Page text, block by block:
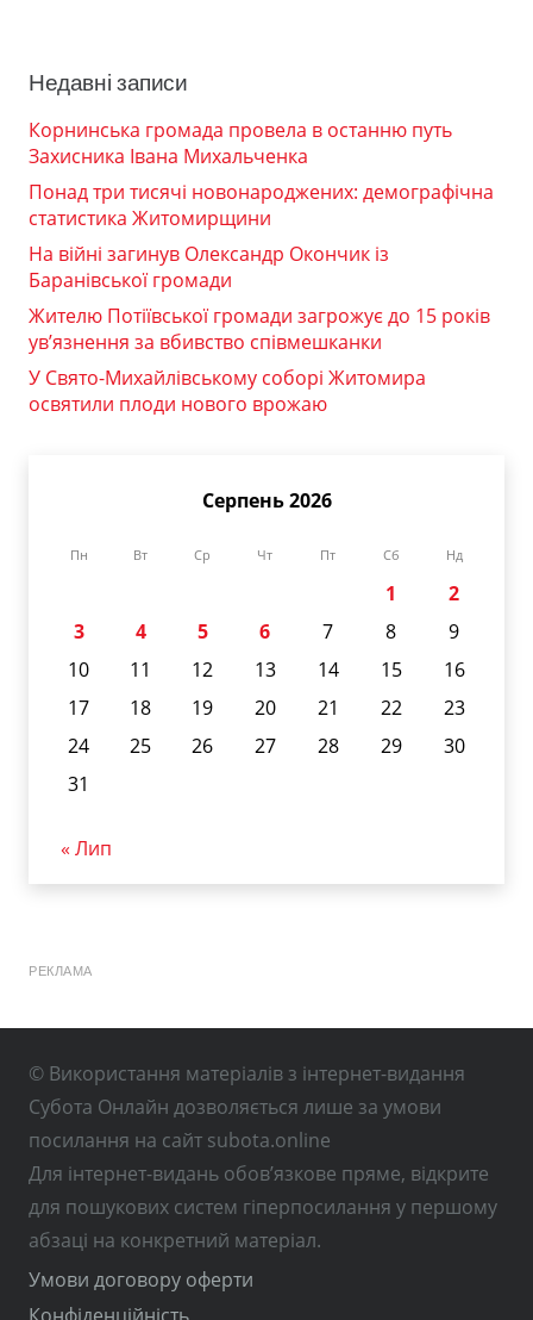
Недавні записи
Корнинська громада провела в останню путь
Захисника Івана Михальченка
Понад три тисячі новонароджених: демографічна
статистика Житомирщини
На війні загинув Олександр Окончик із
Баранівської громади
Жителю Потіївської громади загрожує до 15 років
ув’язнення за вбивство співмешканки
У Свято-Михайлівському соборі Житомира
освятили плоди нового врожаю
Серпень 2026
Пн Вт Ср Чт Пт Сб Нд
1
2
3
4 5 6 7 8
9
10
11 12 13 14 15
16
17
18 19 20 21 22
23
24
25 26 27 28 29
30
31
« Лип
РЕКЛАМА
© Використання матеріалів з інтернет-видання
Субота Онлайн дозволяється лише за умови
посилання на сайт subota.online
Для інтернет-видань обов’язкове пряме, відкрите
для пошукових систем гіперпосилання у першому
абзаці на конкретний матеріал.
Умови договору оферти